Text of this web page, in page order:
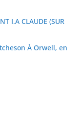
I.A CLAUDE (SUR
À Orwell, en